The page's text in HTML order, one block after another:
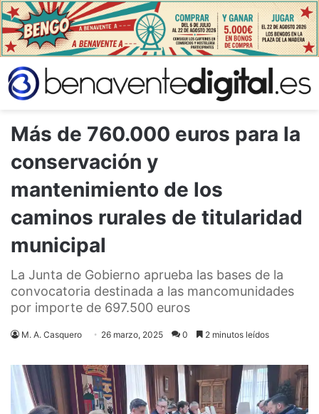
Más de 760.000 euros para la
conservación y
mantenimiento de los
caminos rurales de titularidad
municipal
La Junta de Gobierno aprueba las bases de la
convocatoria destinada a las mancomunidades
por importe de 697.500 euros
M. A. Casquero 26 marzo, 2025 0 2 minutos leídos